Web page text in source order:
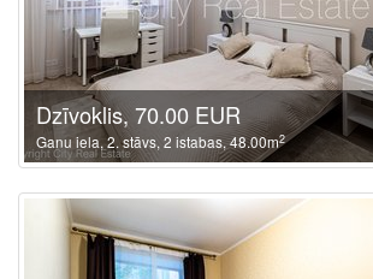
Dzīvoklis, 70.00 EUR
Ganu iela, 2. stāvs, 2 istabas, 48.00m2